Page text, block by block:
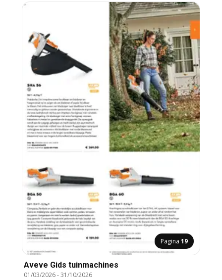
Pagina 19
Aveve Gids tuinmachines
01/03/2026-31/10/2026